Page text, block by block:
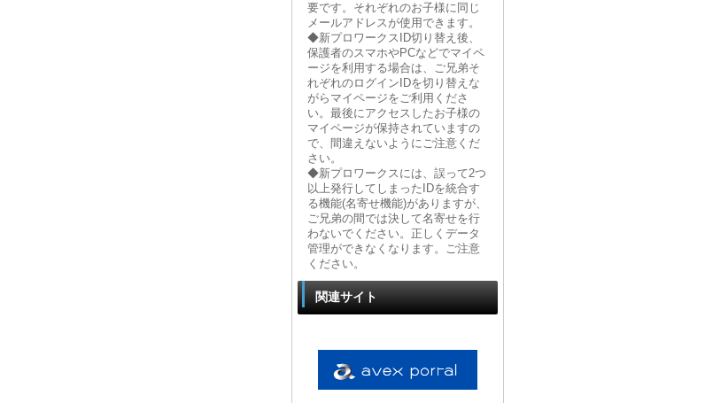
要です。それぞれのお子様に同じ
メールアドレスが使用できます。
◆新プロワークスID切り替え後、
保護者のスマホやPCなどでマイペ
ージを利用する場合は、ご兄弟そ
れぞれのログインIDを切り替えな
がらマイページをご利用くださ
い。最後にアクセスしたお子様の
マイページが保持されていますの
で、間違えないようにご注意くだ
さい。
◆新プロワークスには、誤って2つ
以上発行してしまったIDを統合す
る機能(名寄せ機能)がありますが、
ご兄弟の間では決して名寄せを行
わないでください。正しくデータ
管理ができなくなります。ご注意
ください。
関連サイト